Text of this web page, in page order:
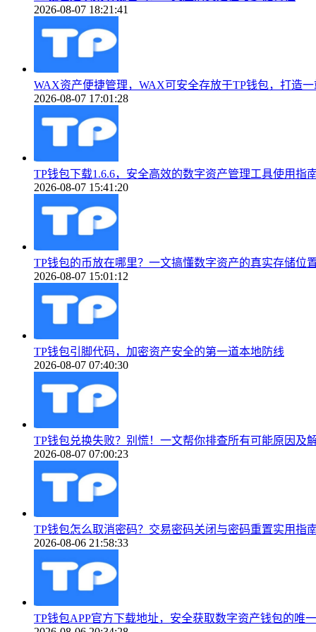
2026-08-07 18:21:41
WAX资产便捷管理，WAX可安全存放于TP钱包，打造一
2026-08-07 17:01:28
TP钱包下载1.6.6，安全高效的数字资产管理工具使用指
2026-08-07 15:41:20
TP钱包的币放在哪里？一文搞懂数字资产的真实存储位
2026-08-07 15:01:12
TP钱包引脚代码，加密资产安全的第一道本地防线
2026-08-07 07:40:30
TP钱包兑换失败？别慌！一文帮你排查所有可能原因及
2026-08-07 07:00:23
TP钱包怎么取消密码？交易密码关闭与密码重置实用指
2026-08-06 21:58:33
TP钱包APP官方下载地址，安全获取数字资产钱包的唯